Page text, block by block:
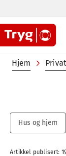
hovedinnhold
Hjem Privat
Hus og hjem
Artikkel publisert: